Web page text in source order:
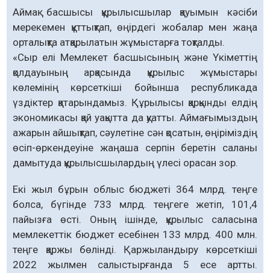
Аймақ басшысы құрылысшылар қауымын кәсіби
мерекемен құттықтап, өңірдегі жобалар мен жаңа
орталықта атқарылатын жұмыстарға тоқталды.
«Сыр елі Мемлекет басшысының және Үкіметтің
қолдауының арқасында құрылыс жұмыстары
көлемінің көрсеткіші бойынша республикада
үздіктер қатарындамыз. Құрылысы қарқынды елдің
экономикасы қай уақытта да қуатты. Аймағымыздың
ажарын айшықтап, сәулетіне сән қосатын, өңіріміздің
өсіп-өркендеуіне жаңаша серпін беретін саланы
дамытуда құрылысшылардың үлесі орасан зор.
Екі жыл бұрын облыс бюджеті 364 млрд. теңге
болса, бүгінде 733 млрд. теңгеге жетіп, 101,4
пайызға өсті. Оның ішінде, құрылыс саласына
мемлекеттік бюджет есебінен 133 млрд. 400 млн.
теңге қаржы бөлінді. Қаржыландыру көрсеткіші
2022 жылмен салыстырғанда 5 есе артты.